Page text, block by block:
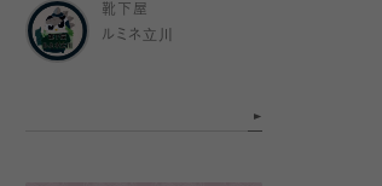
靴下屋
ルミネ立川